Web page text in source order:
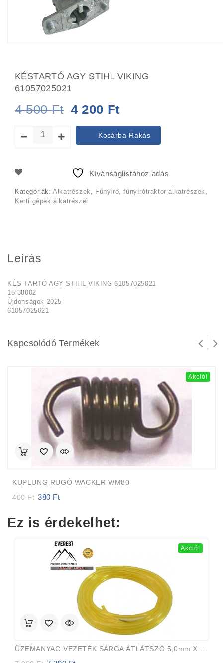
KÉSTARTÓ AGY STIHL VIKING
61057025021
4 500Ft Original
price
was:
4
4 200 Ft
price
is:
Kosárba Rakás
Kívánságlistához adás
Kategóriák:Alkatrészek Fűnyíró, fűnyírótraktor alkatrészek
Kerti gépek alkatrészei
Leírás
KÉS TARTÓ AGY STIHL VIKING 61057025021
15-38002
Újdonságok 2025
61057025021
Kapcsolódó Termékek
Akció!
KUPLUNG RUGÓ WACKER WM80
400Ft
Original
400 Ft.
380 Ft
380 Ft.
Ez is érdekelhet:
Akció!